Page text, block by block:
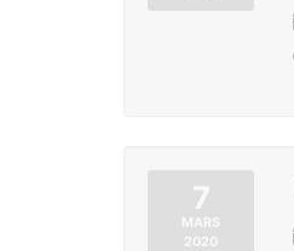
7
MARS
2020